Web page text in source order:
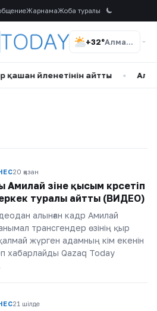
ЖарнамаЖоба туралы
+32° Алматы
үйленетінін айтты
20 қазан
өзіне қысым көрсетіп
туралы айтты (ВИДЕО)
алынған кадр Амилай
трансгендер өзінің қыр
жүрген адамның кім екенін
хабарлайды Qazaq Today
21 шілде